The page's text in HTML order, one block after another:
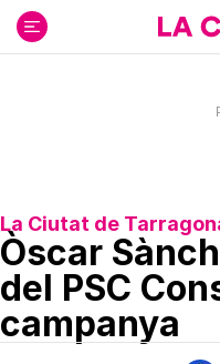
contenido
La Ciutat de
Òscar
del PSC
campanya